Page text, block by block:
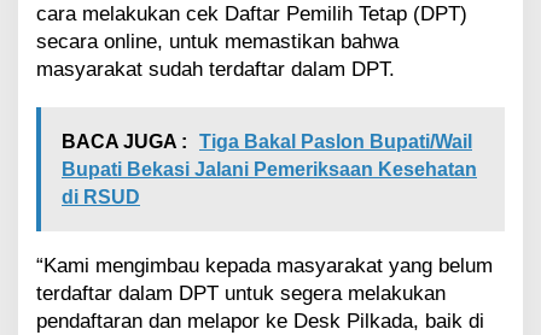
cara melakukan cek Daftar Pemilih Tetap (DPT)
secara online, untuk memastikan bahwa
masyarakat sudah terdaftar dalam DPT.
BACA JUGA :
Tiga Bakal Paslon Bupati/Wail
Bupati Bekasi Jalani Pemeriksaan Kesehatan
di RSUD
“Kami mengimbau kepada masyarakat yang belum
terdaftar dalam DPT untuk segera melakukan
pendaftaran dan melapor ke Desk Pilkada, baik di